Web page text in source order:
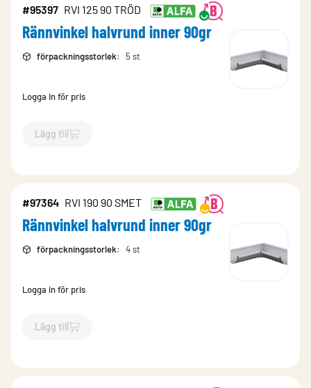
#95397 RVI 125 90 TRÖD
Rännvinkel halvrund inner 90gr
förpackningsstorlek: 5 st
Logga in för pris
Lägg till
`$Lägg till
#97364 RVI 190 90 SMET
Rännvinkel halvrund inner 90gr
förpackningsstorlek: 4 st
Logga in för pris
Lägg till
`$Lägg till